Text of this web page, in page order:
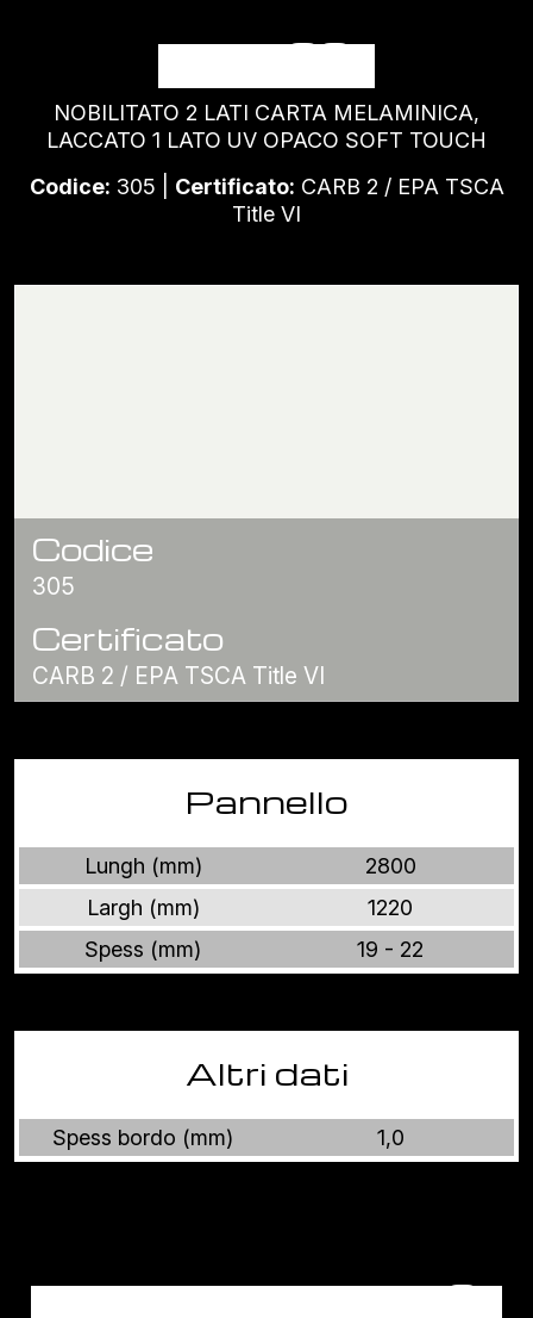
BIANCO
NOBILITATO 2 LATI CARTA MELAMINICA,
LACCATO 1 LATO UV OPACO SOFT TOUCH
Codice: 305 | Certificato: CARB 2 / EPA TSCA
Title VI
Codice
305
Certificato
CARB 2 / EPA TSCA Title VI
Pannello
Lungh (mm)
2800
Largh (mm)
1220
Spess (mm)
19 - 22
Altri dati
Spess bordo (mm) 1,0
Altri prodotti VELUTO